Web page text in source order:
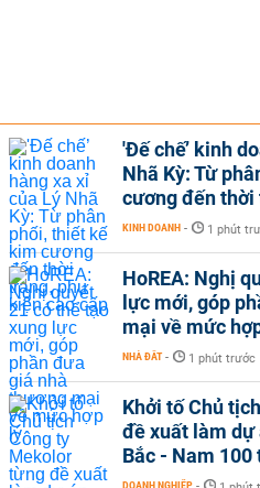
'Đế chế’ kinh
Nhã Kỳ: Từ
cương đến thời
KINH DOANH - 1 phút
HoREA: Nghị
lực mới, góp
mại về mức
NHÀ ĐẤT - 1 phút trước
Khởi tố Chủ
đề xuất làm dự
Bắc - Nam 100
DOANH NGHIỆP